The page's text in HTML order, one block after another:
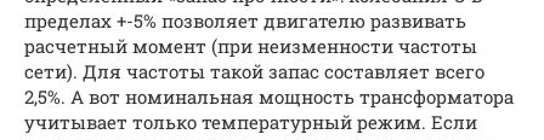
пределах +-5% позволяет двигателю развивать
расчетный момент (при неизменности частоты
сети). Для частоты такой запас составляет всего
2,5%. А вот номинальная мощность трансформатора
учитывает только температурный режим. Если